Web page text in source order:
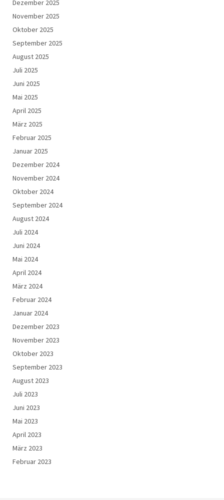
Dezember 2025
November 2025
Oktober 2025
September 2025
August 2025
Juli 2025
Juni 2025
Mai 2025
April 2025
März 2025
Februar 2025
Januar 2025
Dezember 2024
November 2024
Oktober 2024
September 2024
August 2024
Juli 2024
Juni 2024
Mai 2024
April 2024
März 2024
Februar 2024
Januar 2024
Dezember 2023
November 2023
Oktober 2023
September 2023
August 2023
Juli 2023
Juni 2023
Mai 2023
April 2023
März 2023
Februar 2023